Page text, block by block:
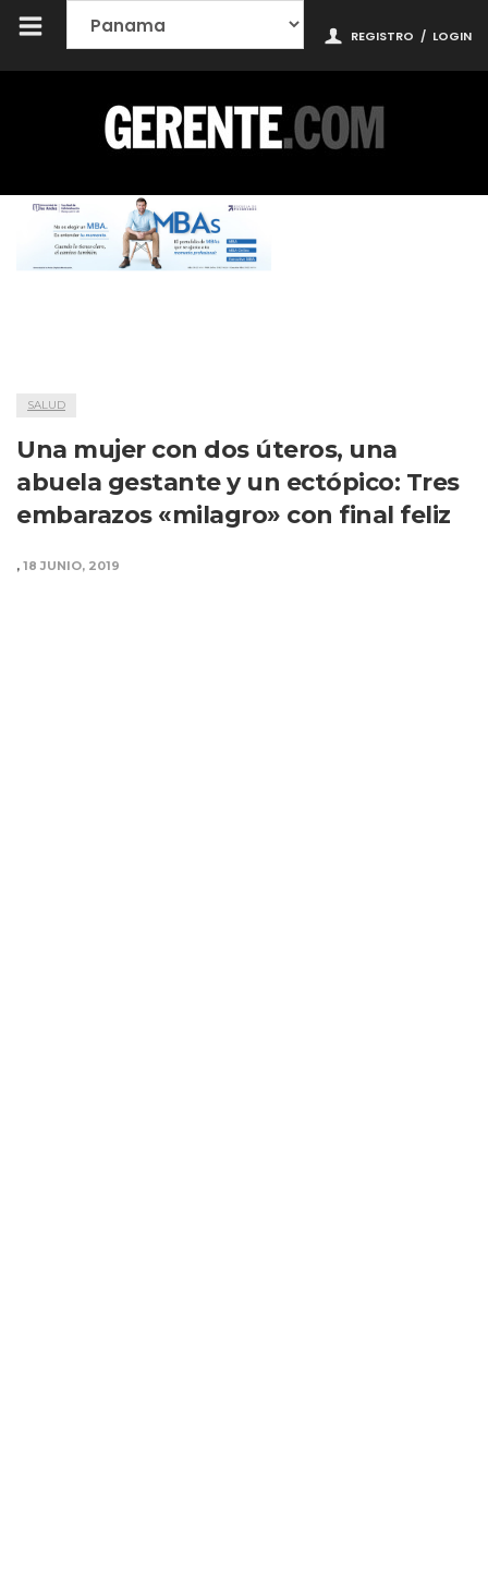
REGISTRO / LOGIN
SALUD
Una mujer con dos úteros, una
abuela gestante y un ectópico: Tres
embarazos «milagro» con final feliz
, 18 JUNIO, 2019